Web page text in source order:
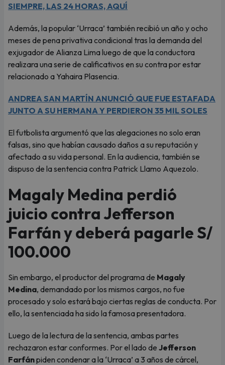
SIEMPRE, LAS 24 HORAS, AQUÍ
Además, la popular ‘Urraca’ también recibió un año y ocho
meses de pena privativa condicional tras la demanda del
exjugador de Alianza Lima luego de que la conductora
realizara una serie de calificativos en su contra por estar
relacionado a Yahaira Plasencia.
ANDREA SAN MARTÍN ANUNCIÓ QUE FUE ESTAFADA
JUNTO A SU HERMANA Y PERDIERON 35 MIL SOLES
El futbolista argumentó que las alegaciones no solo eran
falsas, sino que habían causado daños a su reputación y
afectado a su vida personal. En la audiencia, también se
dispuso de la sentencia contra Patrick Llamo Aquezolo.
Magaly Medina perdió
juicio contra Jefferson
Farfán y deberá pagarle S/
100.000
Sin embargo, el productor del programa de Magaly
Medina, demandado por los mismos cargos, no fue
procesado y solo estará bajo ciertas reglas de conducta. Por
ello, la sentenciada ha sido la famosa presentadora.
Luego de la lectura de la sentencia, ambas partes
rechazaron estar conformes. Por el lado de Jefferson
Farfánpiden condenar a la ‘Urraca’ a 3 años de cárcel,